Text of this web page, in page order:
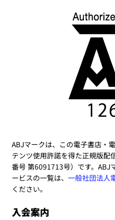
ABJマークは、この電子書店・
テンツ使用許諾を得た正規版配
番号 第6091713号）です。ABJ
ービスの一覧は、 一般社団法人
ください。
入会案内